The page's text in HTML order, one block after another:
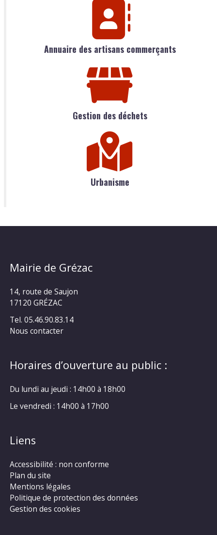
Annuaire des artisans commerçants
Gestion des déchets
Urbanisme
Mairie de Grézac
14, route de Saujon
17120 GRÉZAC
Tel. 05.46.90.83.14
Nous contacter
Horaires d’ouverture au public :
Du lundi au jeudi : 14h00 à 18h00
Le vendredi : 14h00 à 17h00
Liens
Accessibilité : non conforme
Plan du site
Mentions légales
Politique de protection des données
Gestion des cookies